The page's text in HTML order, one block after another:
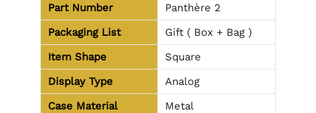
Part Number
Panthère 2
Packaging List
Gift ( Box + Bag )
Item Shape
Square
Display Type
Analog
Case Material
Metal